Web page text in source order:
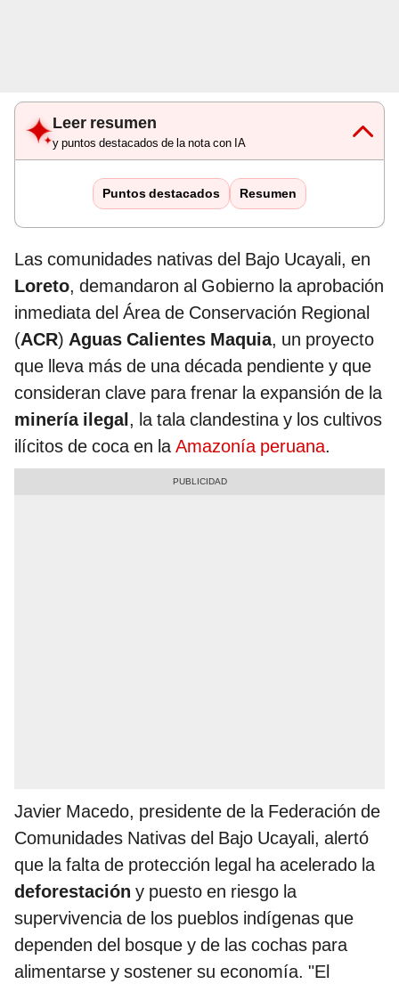
Leer resumen
y puntos destacados de la nota con IA
Puntos destacados Resumen
Las comunidades nativas del Bajo Ucayali, en
Loreto, demandaron al Gobierno la aprobación
inmediata del Área de Conservación Regional
(ACR) Aguas Calientes Maquia, un proyecto
que lleva más de una década pendiente y que
consideran clave para frenar la expansión de la
minería ilegal, la tala clandestina y los cultivos
ilícitos de coca en laAmazonía peruana.
Javier Macedo, presidente de la Federación de
Comunidades Nativas del Bajo Ucayali, alertó
que la falta de protección legal ha acelerado la
deforestación y puesto en riesgo la
supervivencia de los pueblos indígenas que
dependen del bosque y de las cochas para
alimentarse y sostener su economía. "El